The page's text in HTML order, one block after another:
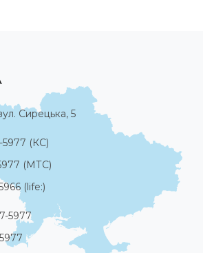
Сирецька, 5
5977 (КС)
(МТС)
(life:)
5977